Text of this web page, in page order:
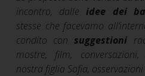
incontro, dalleidee dei
stesse che facevamo
condito consuggestioni
mostre, film,
nostra figlia Sofia,